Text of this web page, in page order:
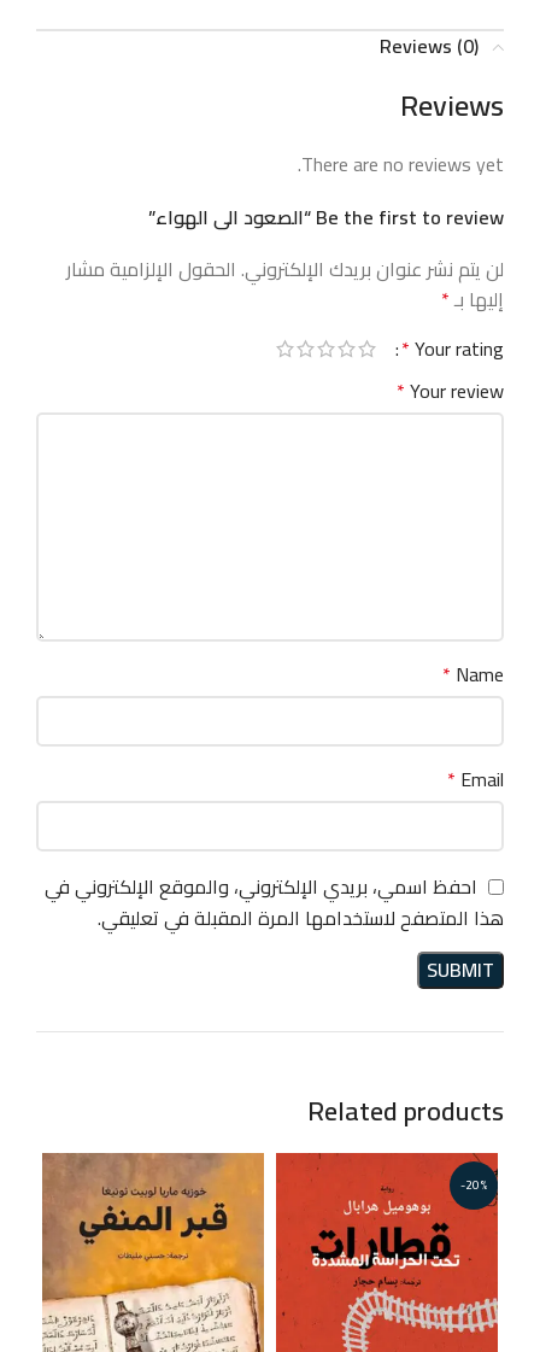
Reviews (0)
Reviews
There are no reviews yet.
Be the first to review “الصعود الى الهواء”
لن يتم نشر عنوان بريدك الإلكتروني. الحقول الإلزامية مشار
إليها بـ*
Your rating
*
Your review
*
Name
*
Email
*
احفظ اسمي، بريدي الإلكتروني، والموقع الإلكتروني في
هذا المتصفح لاستخدامها المرة المقبلة في تعليقي.
Related products
-20%